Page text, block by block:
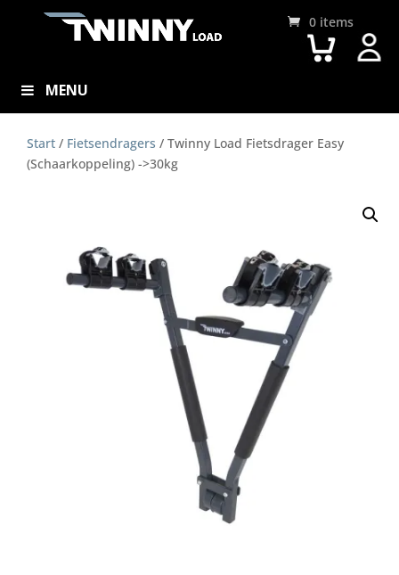
0 items
MENU
Start / Fietsendragers / Twinny Load Fietsdrager Easy
(Schaarkoppeling) ->30kg